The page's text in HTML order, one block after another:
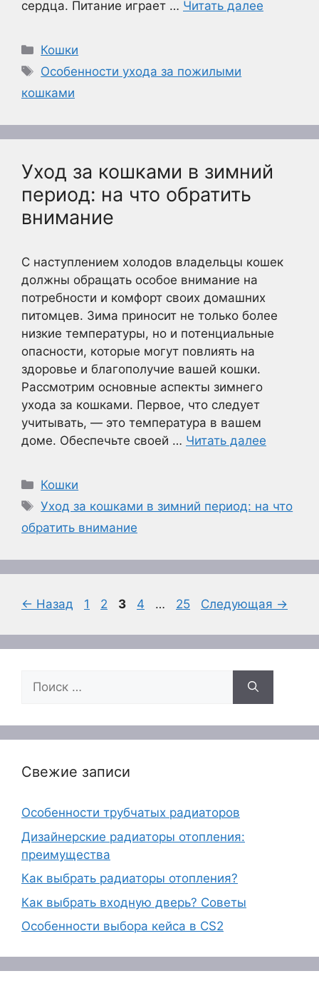
сердца. Питание играет … Читать далее
Рубрики
Кошки
Метки
Особенности ухода за пожилыми
кошками
Уход за кошками в зимний
период: на что обратить
внимание
С наступлением холодов владельцы кошек
должны обращать особое внимание на
потребности и комфорт своих домашних
питомцев. Зима приносит не только более
низкие температуры, но и потенциальные
опасности, которые могут повлиять на
здоровье и благополучие вашей кошки.
Рассмотрим основные аспекты зимнего
ухода за кошками. Первое, что следует
учитывать, — это температура в вашем
доме. Обеспечьте своей … Читать далее
Рубрики
Кошки
Метки
Уход за кошками в зимний период: на что
обратить внимание
← Назад Страница
1 Страница
2 Страница
3 Страница
4 … Страница
25 Следующая →
Поиск:
Свежие записи
Особенности трубчатых радиаторов
Дизайнерские радиаторы отопления:
преимущества
Как выбрать радиаторы отопления?
Как выбрать входную дверь? Советы
Особенности выбора кейса в CS2